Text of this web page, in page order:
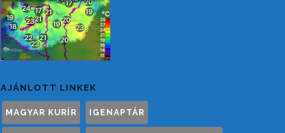
AJÁNLOTT LINKEK
MAGYAR KURÍR IGENAPTÁR